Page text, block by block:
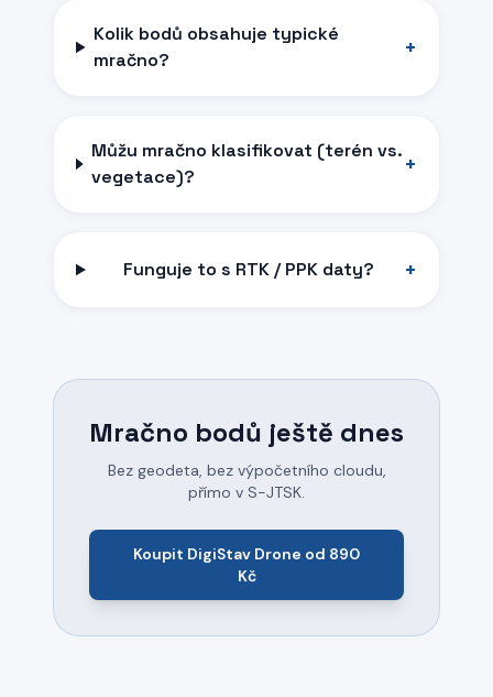
Kolik bodů obsahuje typické
mračno?
+
Můžu mračno klasifikovat (terén vs.
vegetace)?
+
Funguje to s RTK / PPK daty? +
Mračno bodů ještě dnes
Bez geodeta, bez výpočetního cloudu,
přímo v S-JTSK.
Koupit DigiStav Drone od 890
Kč